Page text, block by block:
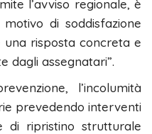
l’avviso regionale, è
di soddisfazione
risposta concreta e
dagli assegnatari”.
l’incolumità
prevedendo interventi
di ripristino strutturale